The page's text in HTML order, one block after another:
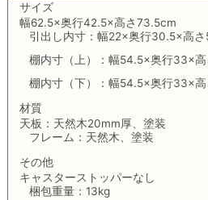
サイズ
幅62.5×奥行42.5×高さ73.5cm
引出し内寸：幅22×奥行30.5×高
棚内寸（上）：幅54.5×奥行33×
棚内寸（下）：幅54.5×奥行33×
材質
天板：天然木20mm厚、塗装
フレーム：天然木、塗装
その他
キャスターストッパーなし
梱包重量：13kg